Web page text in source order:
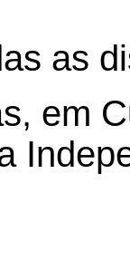
as
em